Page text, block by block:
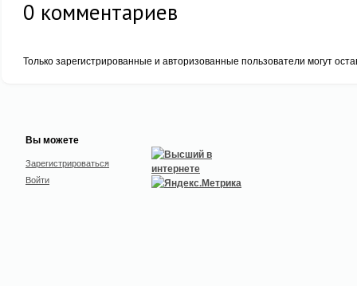
0 комментариев
Только зарегистрированные и авторизованные пользователи могут
Вы можете
Зарегистрироваться
Войти